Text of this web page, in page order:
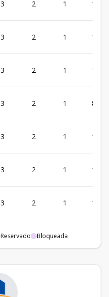
3 2 1 125
3 2 1 125
3 2 1 107
3 2 1 80
3 2 1 107
3 2 1 125
3 2 1 125
Reservado Bloqueada